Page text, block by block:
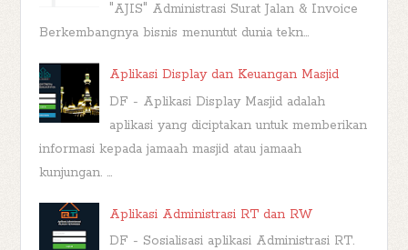
"AJIS" Administrasi Surat Jalan & Invoice
Berkembangnya bisnis menuntut dunia tekn...
Aplikasi Display dan Keuangan Masjid
DF - Aplikasi Display Masjid adalah
aplikasi yang diciptakan untuk memberikan
informasi kepada jamaah masjid atau jamaah
kunjungan. ...
Aplikasi Administrasi RT dan RW
DF - Sosialisasi aplikasi Administrasi RT.